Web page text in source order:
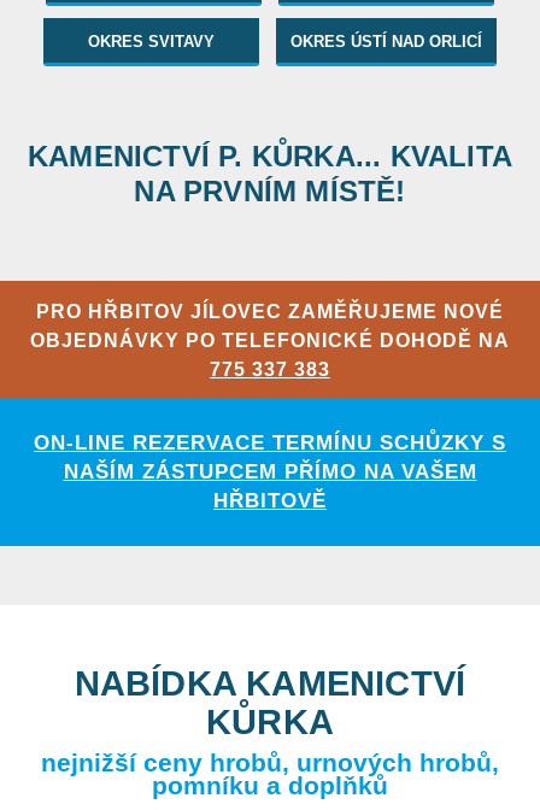
OKRES SVITAVY OKRES ÚSTÍ NAD ORLICÍ
KAMENICTVÍ P. KŮRKA... KVALITA
NA PRVNÍM MÍSTĚ!
PRO HŘBITOV JÍLOVEC ZAMĚŘUJEME NOVÉ
OBJEDNÁVKY PO TELEFONICKÉ DOHODĚ NA
775 337 383
ON-LINE REZERVACE TERMÍNU SCHŮZKY S
NAŠÍM ZÁSTUPCEM PŘÍMO NA VAŠEM
HŘBITOVĚ
NABÍDKA KAMENICTVÍ
KŮRKA
nejnižší ceny hrobů, urnových hrobů,
pomníku a doplňků